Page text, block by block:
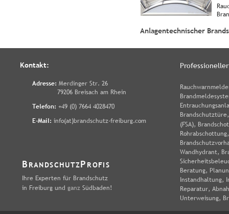
(FSA),
Wandhydrant,
Beratung,
Instandhaltung,
Reparatur,
Unterweisung,
Anlagentechnischer
Bild: Jet-Gruppe
Kontakt:
Adresse: Merdinger Str. 26
79206 Breisach am Rhein
Telefon: +49 (0) 7664 4028470
E-Mail: info(at)brandschutz-freiburg.com
Ihre Experten für Brandschutz
in Freiburg und ganz Südbaden!
B RANDSCHUTZP ROFIS